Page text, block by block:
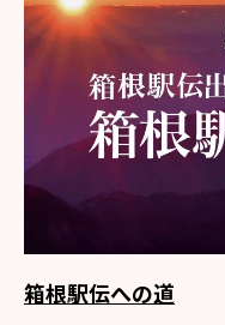
箱根駅伝への道